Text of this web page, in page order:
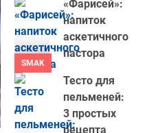
SMAK
«Фарисей»:
напиток
аскетичного
пастора
Тесто для
пельменей:
3 простых
рецепта